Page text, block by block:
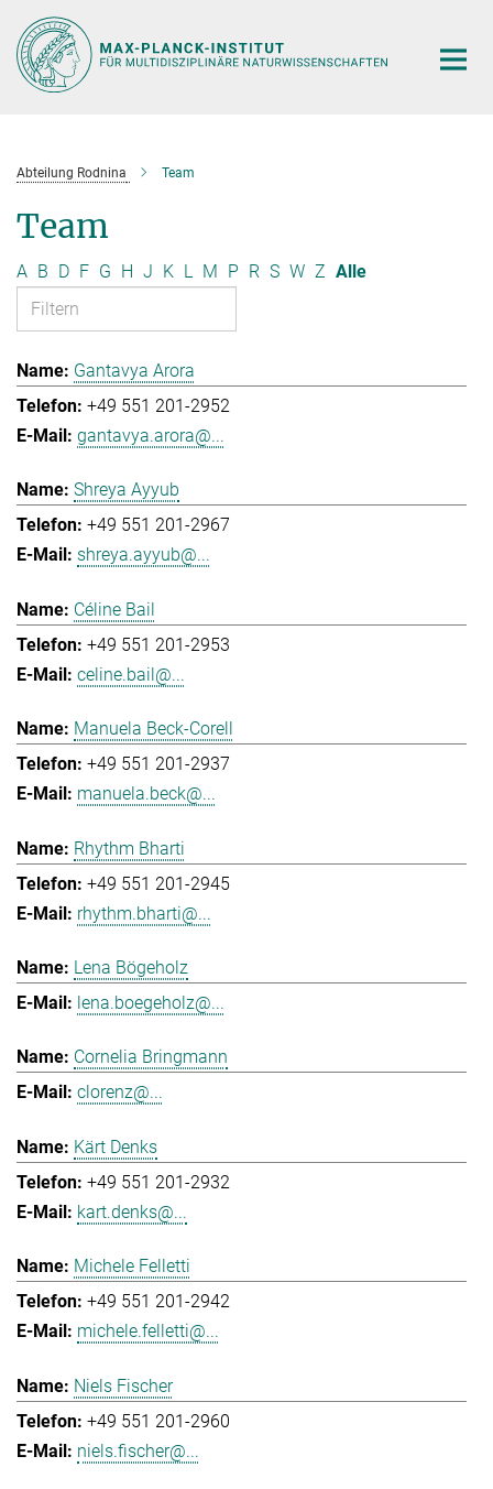
Hauptinhalt
Abteilung Rodnina Team
Team
A B D F G H J K L M P R S W Z Alle
Gantavya Arora
+49 551 201-2952
gantavya.arora@...
Shreya Ayyub
+49 551 201-2967
shreya.ayyub@...
Céline Bail
+49 551 201-2953
celine.bail@...
Manuela Beck-Corell
+49 551 201-2937
manuela.beck@...
Rhythm Bharti
+49 551 201-2945
rhythm.bharti@...
Lena Bögeholz
lena.boegeholz@...
Cornelia Bringmann
clorenz@...
Kärt Denks
+49 551 201-2932
kart.denks@...
Michele Felletti
+49 551 201-2942
michele.felletti@...
Niels Fischer
+49 551 201-2960
niels.fischer@...